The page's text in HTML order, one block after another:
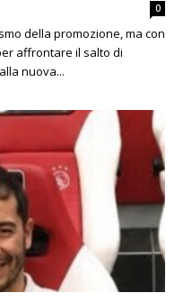
0
della promozione, ma con
affrontare il salto di
nuova...